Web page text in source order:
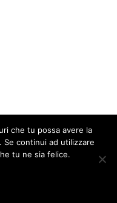
che tu possa avere la
continui ad utilizzare
tu ne sia felice.